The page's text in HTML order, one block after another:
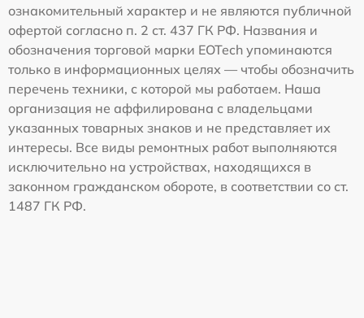
ознакомительный характер и не являются публичной
офертой согласно п. 2 ст. 437 ГК РФ. Названия и
обозначения торговой марки EOTech упоминаются
только в информационных целях — чтобы обозначить
перечень техники, с которой мы работаем. Наша
организация не аффилирована с владельцами
указанных товарных знаков и не представляет их
интересы. Все виды ремонтных работ выполняются
исключительно на устройствах, находящихся в
законном гражданском обороте, в соответствии со ст.
1487 ГК РФ.